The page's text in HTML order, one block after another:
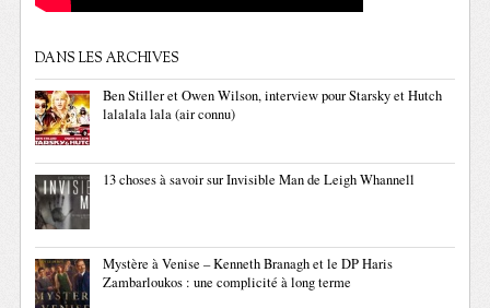
DANS LES ARCHIVES
Ben Stiller et Owen Wilson, interview pour Starsky et Hutch
lalalala lala (air connu)
13 choses à savoir sur Invisible Man de Leigh Whannell
Mystère à Venise – Kenneth Branagh et le DP Haris
Zambarloukos : une complicité à long terme